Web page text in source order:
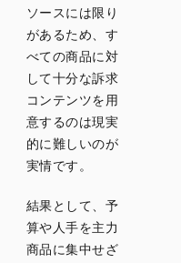
ソースには限り
があるため、す
べての商品に対
して十分な訴求
コンテンツを用
意するのは現実
的に難しいのが
実情です。
結果として、予
算や人手を主力
商品に集中せざ